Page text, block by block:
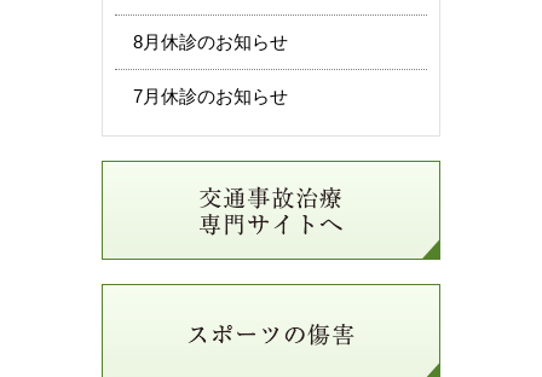
8月休診のお知らせ
7月休診のお知らせ